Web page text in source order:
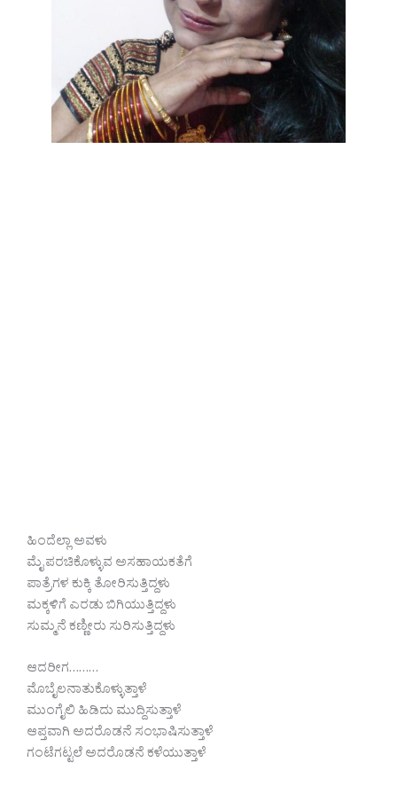
ಹಿಂದೆಲ್ಲಾ ಅವಳು
ಮೈ ಪರಚಿಕೊಳ್ಳುವ ಅಸಹಾಯಕತೆಗೆ
ಪಾತ್ರೆಗಳ ಕುಕ್ಕಿ ತೋರಿಸುತ್ತಿದ್ದಳು
ಮಕ್ಕಳಿಗೆ ಎರಡು ಬಿಗಿಯುತ್ತಿದ್ದಳು
ಸುಮ್ಮನೆ ಕಣ್ಣೀರು ಸುರಿಸುತ್ತಿದ್ದಳು
ಆದರೀಗ………
ಮೊಬೈಲನಾತುಕೊಳ್ಳುತ್ತಾಳೆ
ಮುಂಗೈಲಿ ಹಿಡಿದು ಮುದ್ದಿಸುತ್ತಾಳೆ
ಆಪ್ತವಾಗಿ ಅದರೊಡನೆ ಸಂಭಾಷಿಸುತ್ತಾಳೆ
ಗಂಟೆಗಟ್ಟಲೆ ಅದರೊಡನೆ ಕಳೆಯುತ್ತಾಳೆ